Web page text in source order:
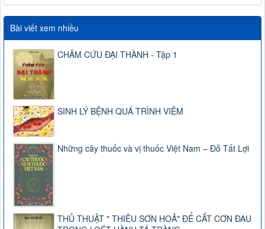
Bài viết xem nhiều
CHÂM CỨU ĐẠI THÀNH - Tập 1
SINH LÝ BỆNH QUÁ TRÌNH VIÊM
Những cây thuốc và vị thuốc Việt Nam – Đỗ Tất Lợi
THỦ THUẬT " THIÊU SƠN HOẢ" ĐỂ CẮT CƠN ĐAU